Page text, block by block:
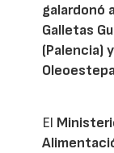
galardonó
Galletas
(Palencia)
El